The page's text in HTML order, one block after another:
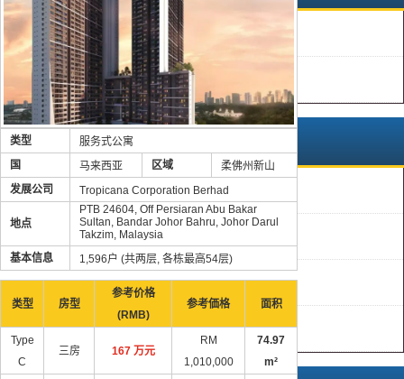
巴厘岛
兰卡威
吉隆坡
类型
服务式公寓
国
马来西亚 区域
柔佛州新山
发展公司
Tropicana Corporation Berhad
地点
PTB 24604, Off Persiaran Abu Bakar
Sultan, Bandar Johor Bahru, Johor Darul
Takzim, Malaysia
基本信息
1,596户 (共两层, 各栋最高54层)
类型 房型
参考价格
(RMB)
参考価格 面积
Type
C
三房 167 万元
RM
1,010,000
74.97
m²